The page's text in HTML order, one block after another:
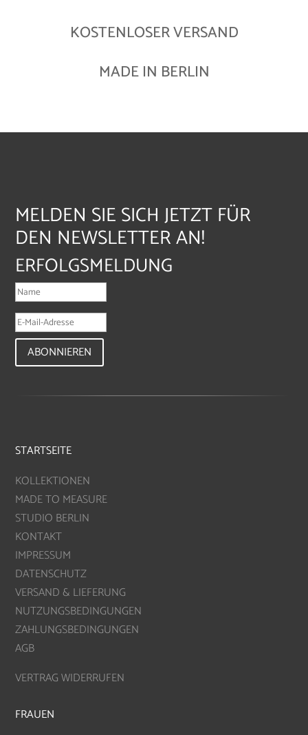
KOSTENLOSER VERSAND
MADE IN BERLIN
MELDEN SIE SICH JETZT FÜR
DEN NEWSLETTER AN!
ERFOLGSMELDUNG
ABONNIEREN
STARTSEITE
KOLLEKTIONEN
MADE TO MEASURE
STUDIO BERLIN
KONTAKT
IMPRESSUM
DATENSCHUTZ
VERSAND & LIEFERUNG
NUTZUNGSBEDINGUNGEN
ZAHLUNGSBEDINGUNGEN
AGB
VERTRAG WIDERRUFEN
FRAUEN